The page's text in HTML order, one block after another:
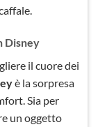
Disney
il cuore dei
è la sorpresa
Sia per
un oggetto